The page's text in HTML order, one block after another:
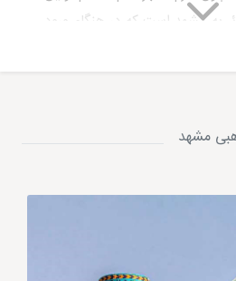
به مشهد است که در هنگام ورود
خورشیدی بی کران بر پهنای
بارگاه طلایی خیره می شوند.
مشهد